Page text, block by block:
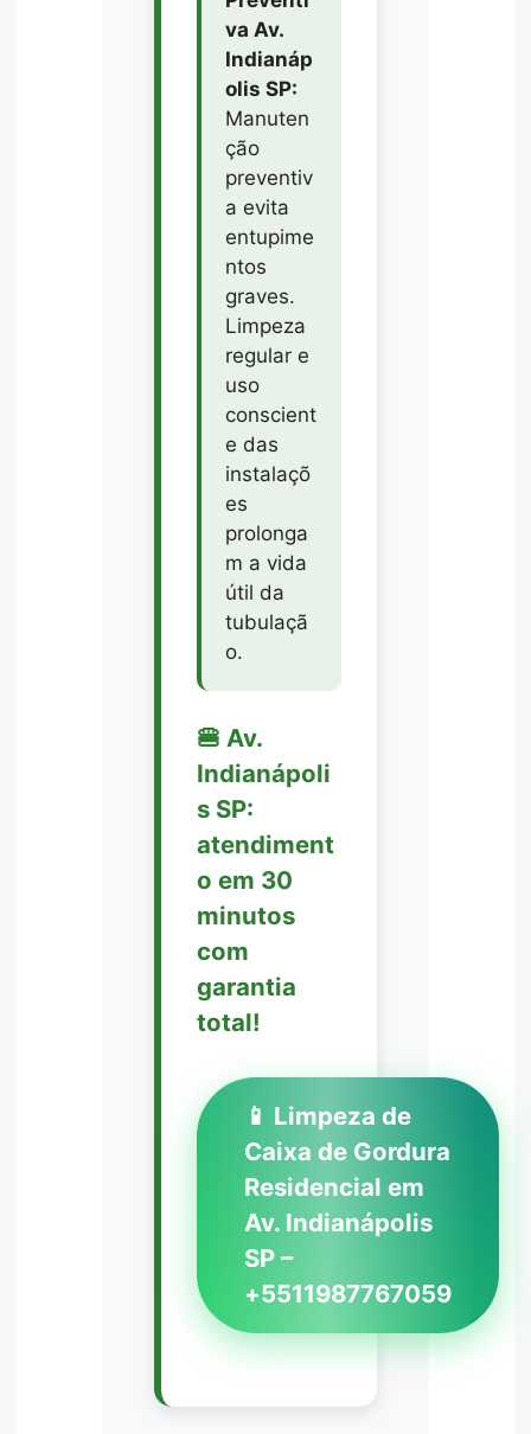
va Av.
Indianáp
olis SP:
Manuten
ção
preventiv
a evita
entupime
ntos
graves.
Limpeza
regular e
uso
conscient
e das
instalaçõ
es
prolonga
m a vida
útil da
tubulaçã
o.
🍔 Av.
Indianápoli
s SP:
atendiment
o em 30
minutos
com
garantia
total!
📱 Limpeza de
Caixa de Gordura
Residencial em
Av. Indianápolis
SP –
+5511987767059